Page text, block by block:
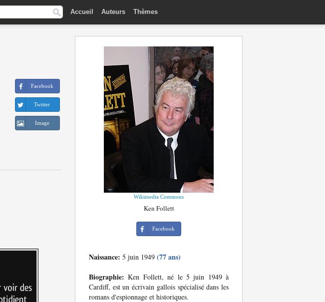
Accueil Auteurs Thèmes
Facebook
Twitter
Image
Wikimedia Commons
Ken Follett
Facebook
Naissance: 5 juin 1949 (77 ans)
Biographie: Ken Follett, né le 5 juin 1949 à
Cardiff, est un écrivain gallois spécialisé dans les
romans d'espionnage et historiques.